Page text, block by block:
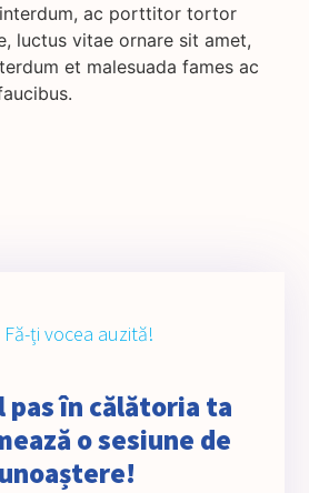
ac porttitor tortor
luctus vitae ornare sit amet,
et malesuada fames ac
Fă-ți vocea auzită!
pas în călătoria ta
o sesiune de